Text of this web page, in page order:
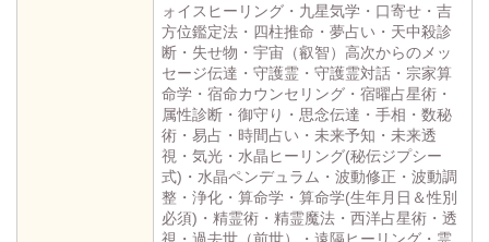
ォイスヒーリング・九星気学・口寄せ・吉
方位鑑定法・四柱推命・夢占い・天中殺診
断・失せ物・宇宙（叡智）高次からのメッ
セージ伝達・守護霊・守護霊対話・宗家算
命学・宿命カウンセリング・宿曜占星術・
属性診断・御守り・思念伝達・手相・数秘
術・易占・時間占い・未来予知・未来透
視・気光・水晶ヒーリング(秘伝ジプシー
式)・水晶ペンデュラム・波動修正・波動調
整・浄化・算命学・算命学(生年月日＆性別
必須)・精霊術・精霊魔法・西洋占星術・透
視・過去世（前世）・遠隔ヒーリング・霊